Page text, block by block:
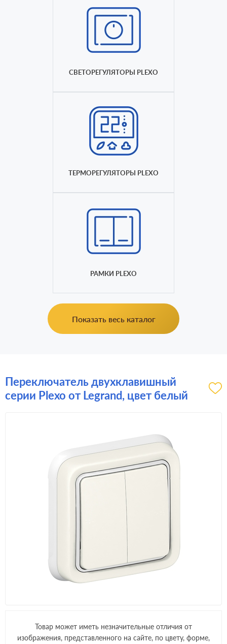
СВЕТОРЕГУЛЯТОРЫ PLEXO
ТЕРМОРЕГУЛЯТОРЫ PLEXO
РАМКИ PLEXO
Показать весь каталог
Переключатель двухклавишный
серии Plexo от Legrand, цвет белый
Товар может иметь незначительные отличия от
изображения, представленного на сайте, по цвету, форме,